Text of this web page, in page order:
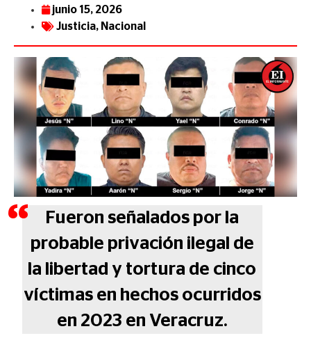
junio 15, 2026
Justicia, Nacional
Fueron señalados por la
probable privación ilegal de
la libertad y tortura de cinco
víctimas en hechos ocurridos
en 2023 en Veracruz.